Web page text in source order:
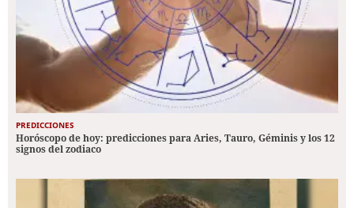
PREDICCIONES
Horóscopo de hoy: predicciones para Aries, Tauro, Géminis y los 12
signos del zodiaco